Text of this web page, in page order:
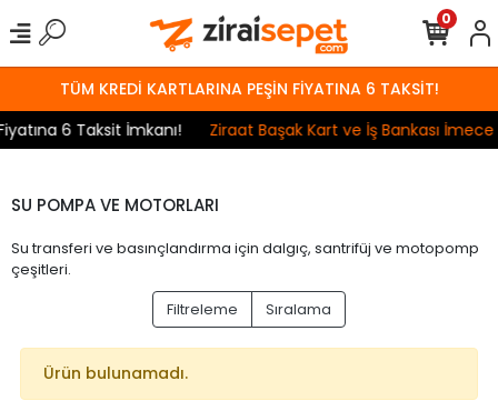
TÜM KREDİ KARTLARINA PEŞİN FİYATINA 6 TAKSİT!
6 Taksit İmkanı!
Ziraat Başak Kart ve İş Bankası İmece
0
SU POMPA VE MOTORLARI
Su transferi ve basınçlandırma için dalgıç, santrifüj ve motopomp
çeşitleri.
Filtreleme
Sıralama
Ürün bulunamadı.